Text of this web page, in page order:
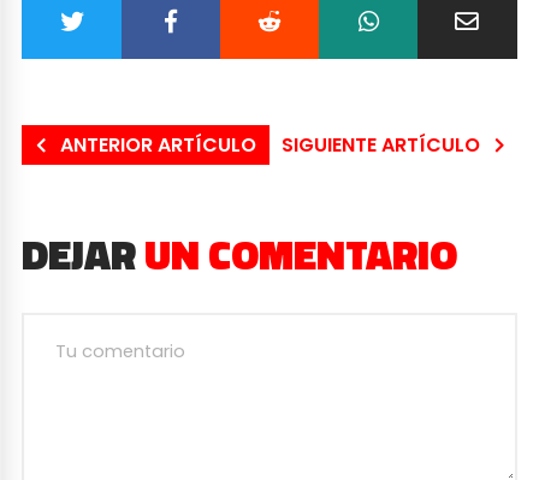
ANTERIOR ARTÍCULO SIGUIENTE ARTÍCULO
DEJARUN COMENTARIO